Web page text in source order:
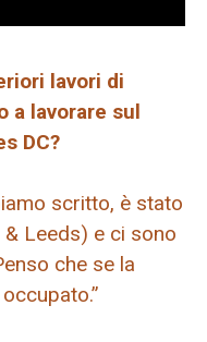
lavori di
a lavorare sul
DC?
scritto, è stato
& Leeds) e ci sono
che se la